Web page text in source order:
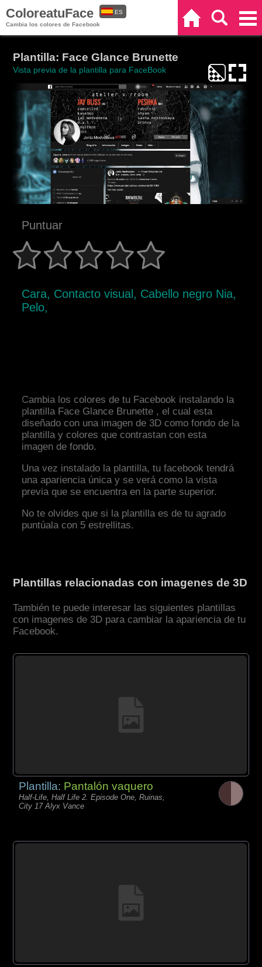
ColoreatuFace
Cambia los colores de Facebook
ES
Plantilla: Face Glance Brunette
Vista previa de la plantilla para FaceBook
Puntuar
Cara, Contacto visual, Cabello negro Nia,
Pelo,
Cambia los colores de tu Facebook instalando la
plantilla Face Glance Brunette , el cual esta
diseñado con una imagen de 3D como fondo de la
plantilla y colores que contrastan con esta
imagen de fondo.
Una vez instalado la plantilla, tu facebook tendrá
una apariencia única y se verá como la vista
previa que se encuentra en la parte superior.
No te olvides que si la plantilla es de tu agrado
puntúala con 5 estrellitas.
Plantillas relacionadas con imagenes de 3D
También te puede interesar las siguientes plantillas
con imagenes de 3D para cambiar la apariencia de tu
Facebook.
Plantilla: Pantalón vaquero
Half-Life, Half Life 2. Episode One, Ruinas,
City 17 Alyx Vance